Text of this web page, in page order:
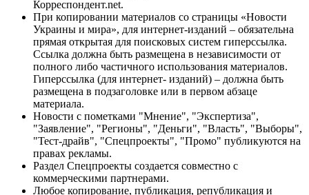
Корреспондент.net.
При копировании материалов со страницы «Новости
Украины и мира», для интернет-изданий – обязательна
прямая открытая для поисковых систем гиперссылка.
Ссылка должна быть размещена в независимости от
полного либо частичного использования материалов.
Гиперссылка (для интернет- изданий) – должна быть
размещена в подзаголовке или в первом абзаце
материала.
Новости с пометками "Мнение", "Экспертиза",
"Заявление", "Регионы", "Деньги", "Власть", "Выборы",
"Тест-драйв", "Спецпроекты", "Промо" публикуются на
правах рекламы.
Раздел Спецпроекты создается совместно с
коммерческими партнерами.
Любое копирование, публикация, републикация и